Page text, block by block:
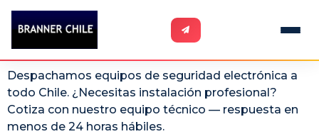
Despachamos equipos de seguridad electrónica a
todo Chile. ¿Necesitas instalación profesional?
Cotiza con nuestro equipo técnico — respuesta en
menos de 24 horas hábiles.